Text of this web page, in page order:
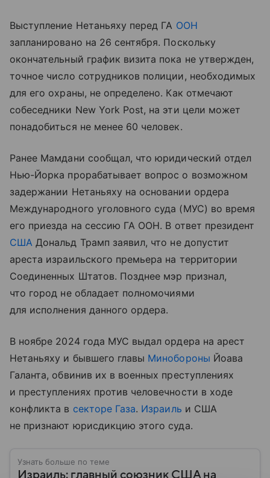
Выступление Нетаньяху перед ГА ООН
запланировано на 26 сентября. Поскольку
окончательный график визита пока не утвержден,
точное число сотрудников полиции, необходимых
для его охраны, не определено. Как отмечают
собеседники New York Post, на эти цели может
понадобиться не менее 60 человек.
Ранее Мамдани сообщал, что юридический отдел
Нью-Йорка прорабатывает вопрос о возможном
задержании Нетаньяху на основании ордера
Международного уголовного суда (МУС) во время
его приезда на сессию ГА ООН. В ответ президент
США Дональд Трамп заявил, что не допустит
ареста израильского премьера на территории
Соединенных Штатов. Позднее мэр признал,
что город не обладает полномочиями
для исполнения данного ордера.
В ноябре 2024 года МУС выдал ордера на арест
Нетаньяху и бывшего главы Минобороны Йоава
Галанта, обвинив их в военных преступлениях
и преступлениях против человечности в ходе
конфликта в секторе Газа. Израиль и США
не признают юрисдикцию этого суда.
Узнать больше по теме
Израиль: главный союзник США на